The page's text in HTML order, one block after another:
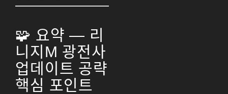
🧩 요약 — 리
니지M 광전사
업데이트 공략
핵심 포인트